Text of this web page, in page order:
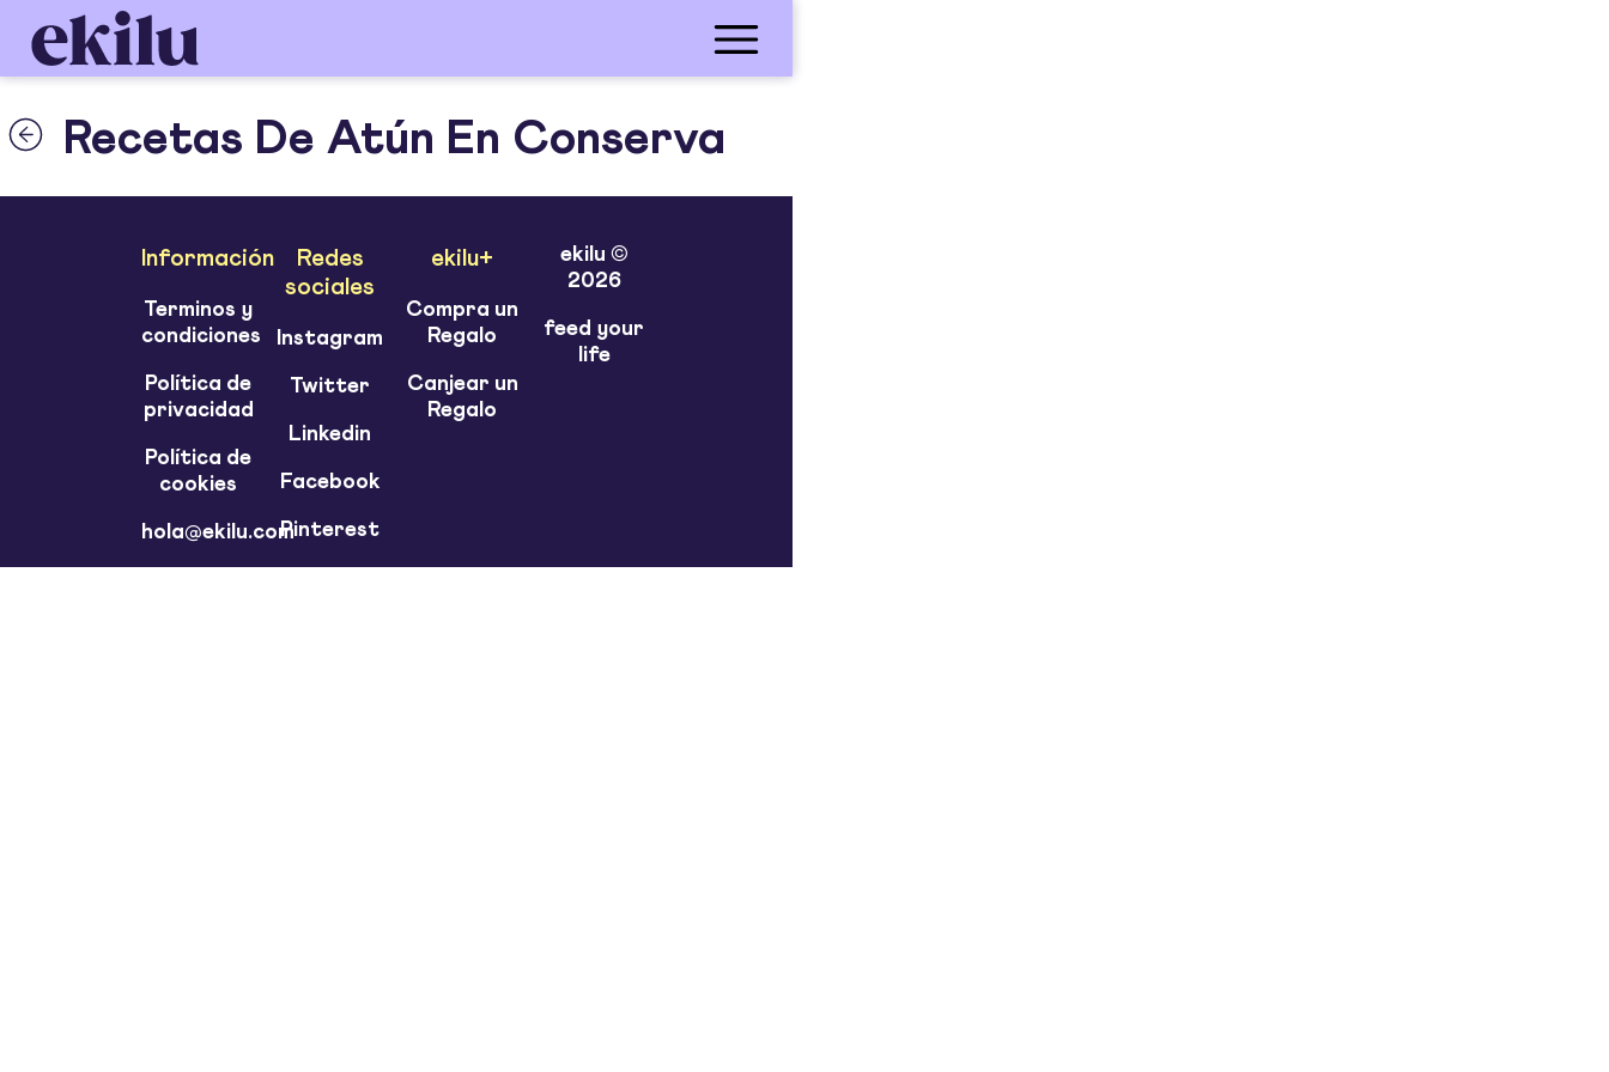
Recetas De Atún En Conserva
Información
Terminos y
condiciones
Política de
privacidad
Política de
cookies
hola@ekilu.com
Redes
sociales
Instagram
Twitter
Linkedin
Facebook
Pinterest
ekilu+
Compra un
Regalo
Canjear un
Regalo
ekilu ©
2026
feed your
life